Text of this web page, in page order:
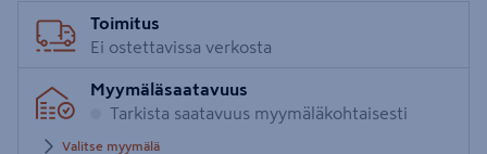
Toimitus
Ei ostettavissa verkosta
Myymäläsaatavuus
Tarkista saatavuus myymäläkohtaisesti
Valitse myymälä